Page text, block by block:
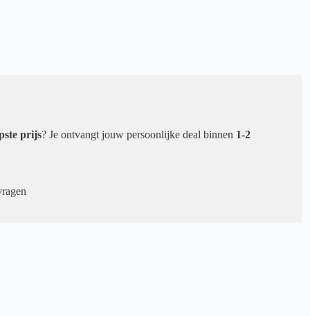
prijs? Je ontvangt jouw persoonlijke deal binnen 1-2